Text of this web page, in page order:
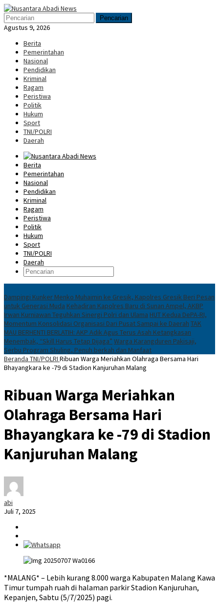
Loncat
ke
konten
Menu
Mobile
Pencarian
Agustus 9, 2026
Berita
Pemerintahan
Nasional
Pendidikan
Kriminal
Ragam
Peristiwa
Politik
Hukum
Sport
TNI/POLRI
Daerah
Berita
Pemerintahan
Nasional
Pendidikan
Kriminal
Ragam
Peristiwa
Politik
Hukum
Sport
TNI/POLRI
Daerah
Dampingi Kunker Menko Muhaimin ke Gresik, Kapolres Gresik Beri Pesan
untuk Generasi Muda Kehadiran Kapolres Baru di Sunan Ampel, AKBP
Irwan Kurniawan Teguhkan Sinergi Polri dan Ulama HUT Kedua DePA-RI,
Momentum Konsolidasi Organisasi Dari Pusat Sampai ke Daerah TAK
MAU BERHENTI BERLATIH: AKP Adik Agus Terus Asah Ketangkasan
Menembak, “Skill Harus Tetap Dijaga” Warga Karangduren Pakisaji,
Serbu Program Shuling, Penuh berkah dan Manfaat
Beranda TNI/POLRI Ribuan Warga Meriahkan Olahraga Bersama Hari
Bhayangkara ke -79 di Stadion Kanjuruhan Malang
Ribuan Warga Meriahkan
Olahraga Bersama Hari
Bhayangkara ke -79 di Stadion
Kanjuruhan Malang
abi
Juli 7, 2025
*MALANG* – Lebih kurang 8.000 warga Kabupaten Malang Kawa
Timur tumpah ruah di halaman parkir Stadion Kanjuruhan,
Kepanjen, Sabtu (5/7/2025) pagi.